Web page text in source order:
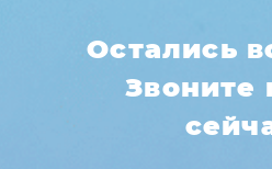
Остались
Звоните